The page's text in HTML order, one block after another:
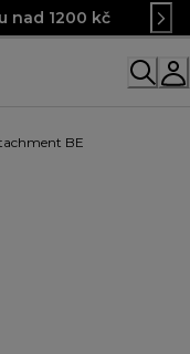
nad 1200 kč
BE